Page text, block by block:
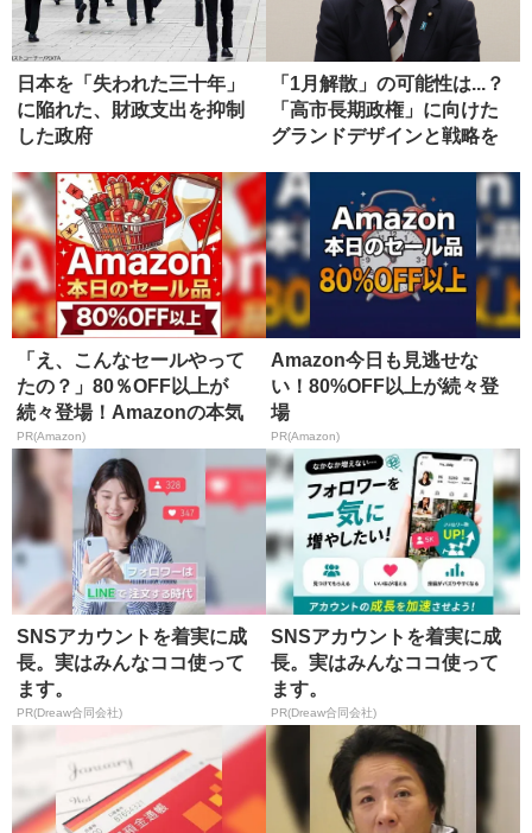
日本を「失われた三十年」
に陥れた、財政支出を抑制
した政府
「1月解散」の可能性は...？
「高市長期政権」に向けた
グランドデザインと戦略を
「え、こんなセールやって
たの？」80％OFF以上が
続々登場！Amazonの本気
が...
PR(Amazon)
Amazon今日も見逃せな
い！80%OFF以上が続々登
場
PR(Amazon)
SNSアカウントを着実に成
長。実はみんなココ使って
ます。
PR(Dreaw合同会社)
SNSアカウントを着実に成
長。実はみんなココ使って
ます。
PR(Dreaw合同会社)